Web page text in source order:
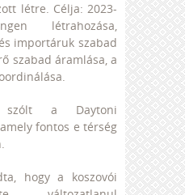
létre. Célja: 2023-
létrahozása,
importáruk szabad
szabad áramlása, a
a Daytoni
fontos e térség
hogy a koszovói